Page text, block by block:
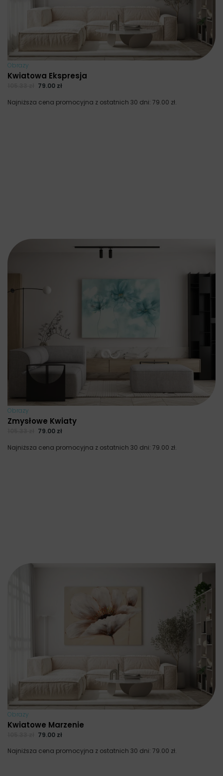
Obrazy
Kwiatowa Ekspresja
79.00 zł
Najniższa cena promocyjna z ostatnich 30 dni: 79.00 zł.
Obrazy
Zmysłowe Kwiaty
79.00 zł
Najniższa cena promocyjna z ostatnich 30 dni: 79.00 zł.
Obrazy
Kwiatowe Marzenie
79.00 zł
Najniższa cena promocyjna z ostatnich 30 dni: 79.00 zł.